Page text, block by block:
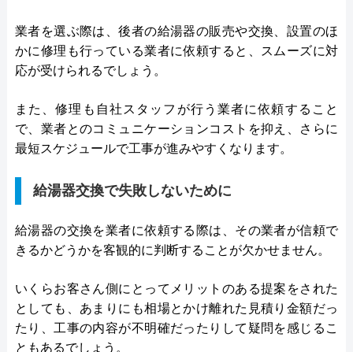
業者を選ぶ際は、後者の給湯器の販売や交換、設置のほ
かに修理も行っている業者に依頼すると、スムーズに対
応が受けられるでしょう。
また、修理も自社スタッフが行う業者に依頼すること
で、業者とのコミュニケーションコストを抑え、さらに
最短スケジュールで工事が進みやすくなります。
給湯器交換で失敗しないために
給湯器の交換を業者に依頼する際は、その業者が信頼で
きるかどうかを客観的に判断することが欠かせません。
いくらお客さん側にとってメリットのある提案をされた
としても、あまりにも相場とかけ離れた見積り金額だっ
たり、工事の内容が不明確だったりして疑問を感じるこ
ともあるでしょう。